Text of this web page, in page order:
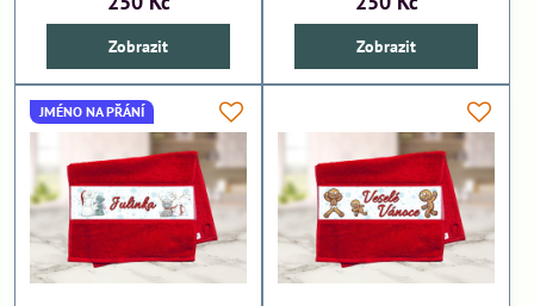
Zobrazit Zobrazit
JMÉNO NA PŘÁNÍ